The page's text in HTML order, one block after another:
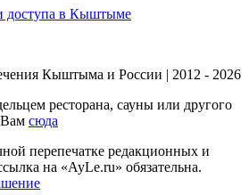
доступа в Кыштыме
Кыштыма и России | 2012 - 2026
ресторана, сауны или другого
сюда
перепечатке редакционных и
на «AyLe.ru» обязательна.